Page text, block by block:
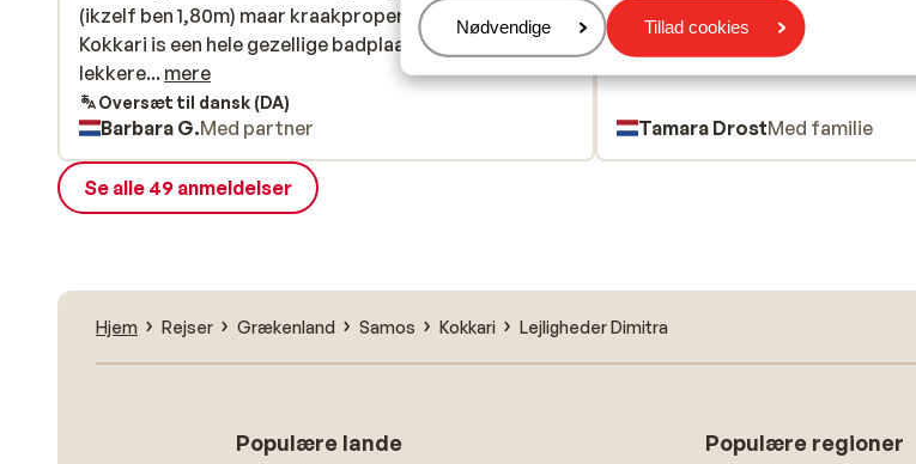
Administrer
Nødvendige Tillad cookies
(ikzelf ben 1,80m) maar kraakproper! Lieve gastvrouw.
Kokkari is een hele gezellige badplaats met vele lekkere
en betaalbare restaurantjes. Je kan verse vis eten op
het strand. Wij hebben het eiland rondgetrokken met
een scooter. Prachtige plekken ontdekt. Wij komen
zeker terug. Dimitra is een aanrader!
(ikzelf ben 1,80m) maar kraakproper! Lieve gastvrouw.
Kokkari is een hele gezellige badplaats met vele
lekkere... mere
Oversæt til dansk (DA)
Barbara G.Med partner Tamara DrostMed familie
Se alle 49 anmeldelser
Hjem Rejser Grækenland Samos Kokkari Lejligheder Dimitra
Populære lande Populære regioner